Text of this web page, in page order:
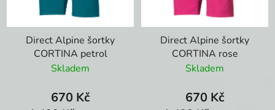
Direct Alpine šortky
CORTINA petrol
Skladem
670 Kč
Direct Alpine šortky
CORTINA rose
Skladem
670 Kč